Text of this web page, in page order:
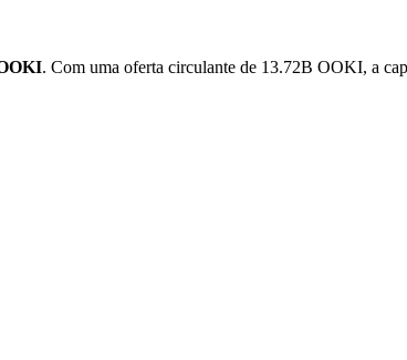
. Com uma oferta circulante de 13.72B OOKI, a